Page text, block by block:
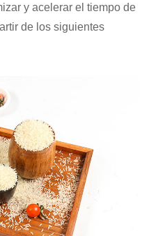
y acelerar el tiempo de
de los siguientes